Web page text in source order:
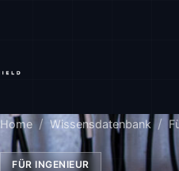
Home Wissensdatenbank
FÜR INGENIEUR